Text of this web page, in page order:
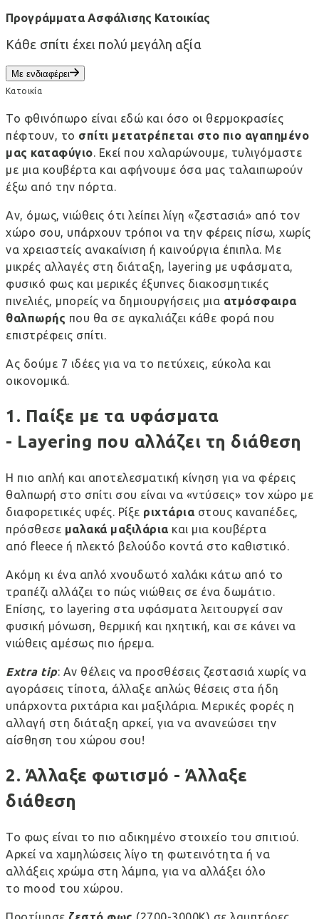
Προγράμματα Ασφάλισης Κατοικίας
Κάθε σπίτι έχει πολύ μεγάλη αξία
Με ενδιαφέρει
Κατοικία
Το φθινόπωρο είναι εδώ και όσο οι θερμοκρασίες
πέφτουν, το σπίτι μετατρέπεται στο πιο αγαπημένο
μας καταφύγιο. Εκεί που χαλαρώνουμε, τυλιγόμαστε
με μια κουβέρτα και αφήνουμε όσα μας ταλαιπωρούν
έξω από την πόρτα.
Αν, όμως, νιώθεις ότι λείπει λίγη «ζεστασιά» από τον
χώρο σου, υπάρχουν τρόποι να την φέρεις πίσω, χωρίς
να χρειαστείς ανακαίνιση ή καινούργια έπιπλα. Με
μικρές αλλαγές στη διάταξη, layering με υφάσματα,
φυσικό φως και μερικές έξυπνες διακοσμητικές
πινελιές, μπορείς να δημιουργήσεις μια ατμόσφαιρα
θαλπωρής που θα σε αγκαλιάζει κάθε φορά που
επιστρέφεις σπίτι.
Ας δούμε 7 ιδέες για να το πετύχεις, εύκολα και
οικονομικά.
1. Παίξε με τα υφάσματα
- Layering που αλλάζει τη διάθεση
Η πιο απλή και αποτελεσματική κίνηση για να φέρεις
θαλπωρή στο σπίτι σου είναι να «ντύσεις» τον χώρο με
διαφορετικές υφές. Ρίξε ριχτάριαστους καναπέδες,
πρόσθεσε μαλακά μαξιλάριακαι μια κουβέρτα
από fleece ή πλεκτό βελούδο κοντά στο καθιστικό.
Ακόμη κι ένα απλό χνουδωτό χαλάκι κάτω από το
τραπέζι αλλάζει το πώς νιώθεις σε ένα δωμάτιο.
Επίσης, το layering στα υφάσματα λειτουργεί σαν
φυσική μόνωση, θερμική και ηχητική, και σε κάνει να
νιώθεις αμέσως πιο ήρεμα.
Extra tip: Αν θέλεις να προσθέσεις ζεστασιά χωρίς να
αγοράσεις τίποτα, άλλαξε απλώς θέσεις στα ήδη
υπάρχοντα ριχτάρια και μαξιλάρια. Μερικές φορές η
αλλαγή στη διάταξη αρκεί, για να ανανεώσει την
αίσθηση του χώρου σου!
2. Άλλαξε φωτισμό - Άλλαξε
διάθεση
Το φως είναι το πιο αδικημένο στοιχείο του σπιτιού.
Αρκεί να χαμηλώσεις λίγο τη φωτεινότητα ή να
αλλάξεις χρώμα στη λάμπα, για να αλλάξει όλο
το mood του χώρου.